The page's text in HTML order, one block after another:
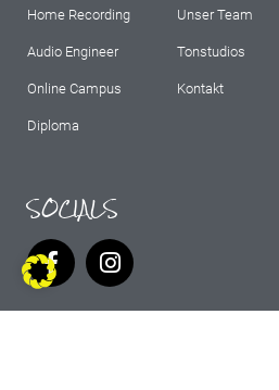
Home Recording
Audio Engineer
Online Campus
Diploma
Unser Team
Tonstudios
Kontakt
SOCIALS